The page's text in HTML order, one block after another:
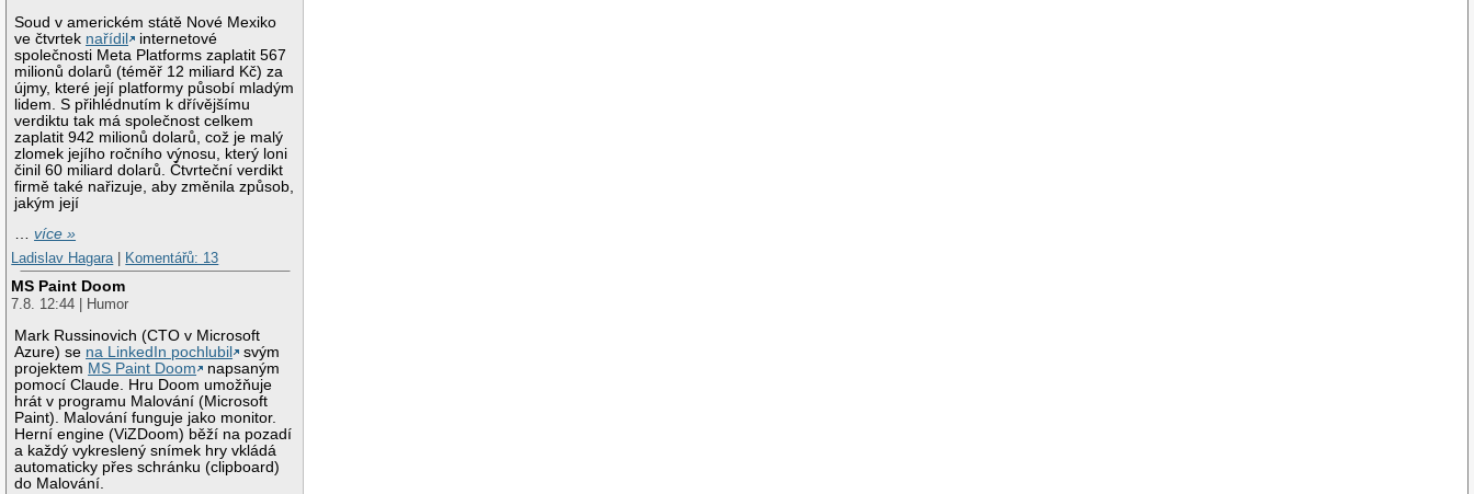
Soud v americkém státě Nové Mexiko
ve čtvrtek nařídil
internetové
společnosti Meta Platforms zaplatit 567
milionů dolarů (téměř 12 miliard Kč) za
újmy, které její platformy působí mladým
lidem. S přihlédnutím k dřívějšímu
verdiktu tak má společnost celkem
zaplatit 942 milionů dolarů, což je malý
zlomek jejího ročního výnosu, který loni
činil 60 miliard dolarů. Čtvrteční verdikt
firmě také nařizuje, aby změnila způsob,
jakým její
…více »
Ladislav Hagara
Komentářů: 13
MS Paint Doom
7.8. 12:44 | Humor
Mark Russinovich (CTO v Microsoft
Azure) se na LinkedIn pochlubil
svým
projektem MS Paint Doom
napsaným
pomocí Claude. Hru Doom umožňuje
hrát v programu Malování (Microsoft
Paint). Malování funguje jako monitor.
Herní engine (ViZDoom) běží na pozadí
a každý vykreslený snímek hry vkládá
automaticky přes schránku (clipboard)
do Malování.